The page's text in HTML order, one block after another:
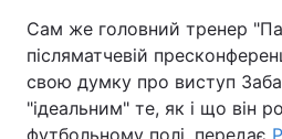
Техно і зв'язок
Зброя
Здоров'я
Сам же головний тренер
післяматчевій
свою думку про виступ
"ідеальним" те, як і що він
футбольному полі, передає